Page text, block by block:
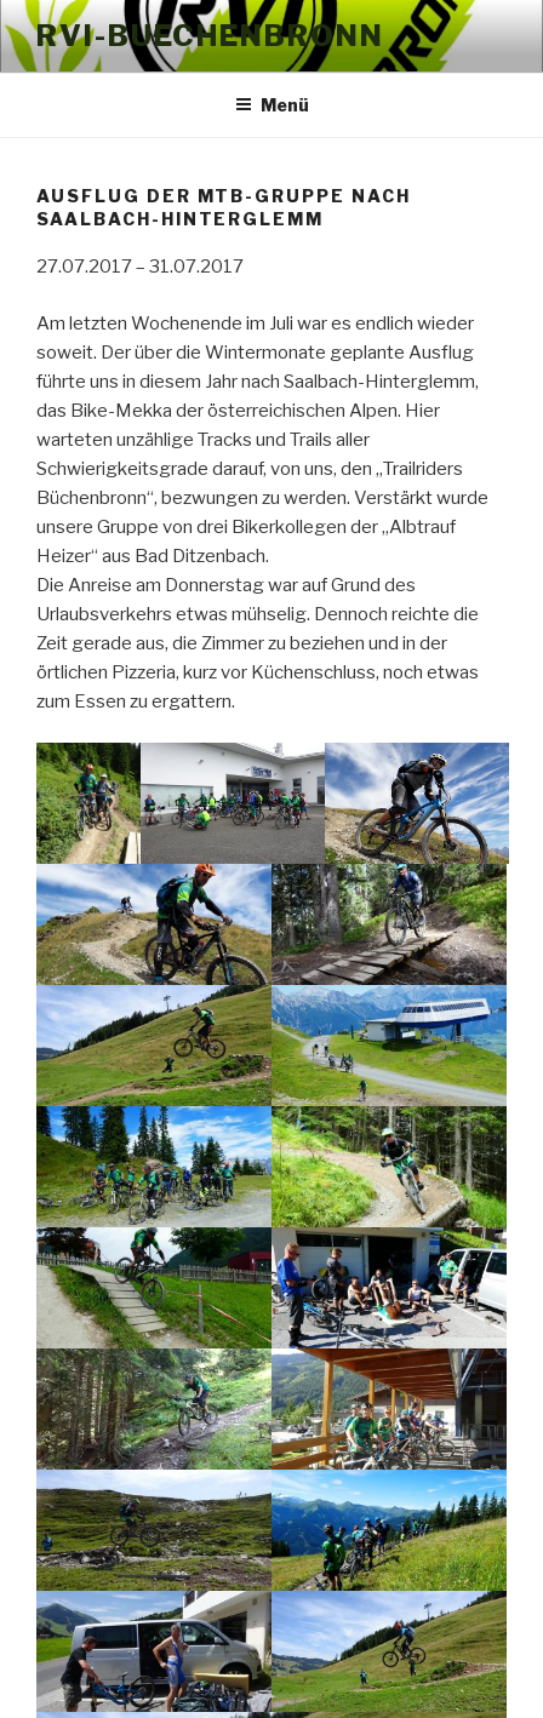
Zum
Inhalt
springen
RVI-BUECHENBRONN
Menü
AUSFLUG DER MTB-GRUPPE NACH
SAALBACH-HINTERGLEMM
27.07.2017 – 31.07.2017
Am letzten Wochenende im Juli war es endlich wieder
soweit. Der über die Wintermonate geplante Ausflug
führte uns in diesem Jahr nach Saalbach-Hinterglemm,
das Bike-Mekka der österreichischen Alpen. Hier
warteten unzählige Tracks und Trails aller
Schwierigkeitsgrade darauf, von uns, den „Trailriders
Büchenbronn“, bezwungen zu werden. Verstärkt wurde
unsere Gruppe von drei Bikerkollegen der „Albtrauf
Heizer“ aus Bad Ditzenbach.
Die Anreise am Donnerstag war auf Grund des
Urlaubsverkehrs etwas mühselig. Dennoch reichte die
Zeit gerade aus, die Zimmer zu beziehen und in der
örtlichen Pizzeria, kurz vor Küchenschluss, noch etwas
zum Essen zu ergattern.
0
0
0
0
0
0
0
0
0
0
0
0
0
0
0
0
0
0
0
0
0
0
0
0
0
0
0
0
0
0
0
0
0